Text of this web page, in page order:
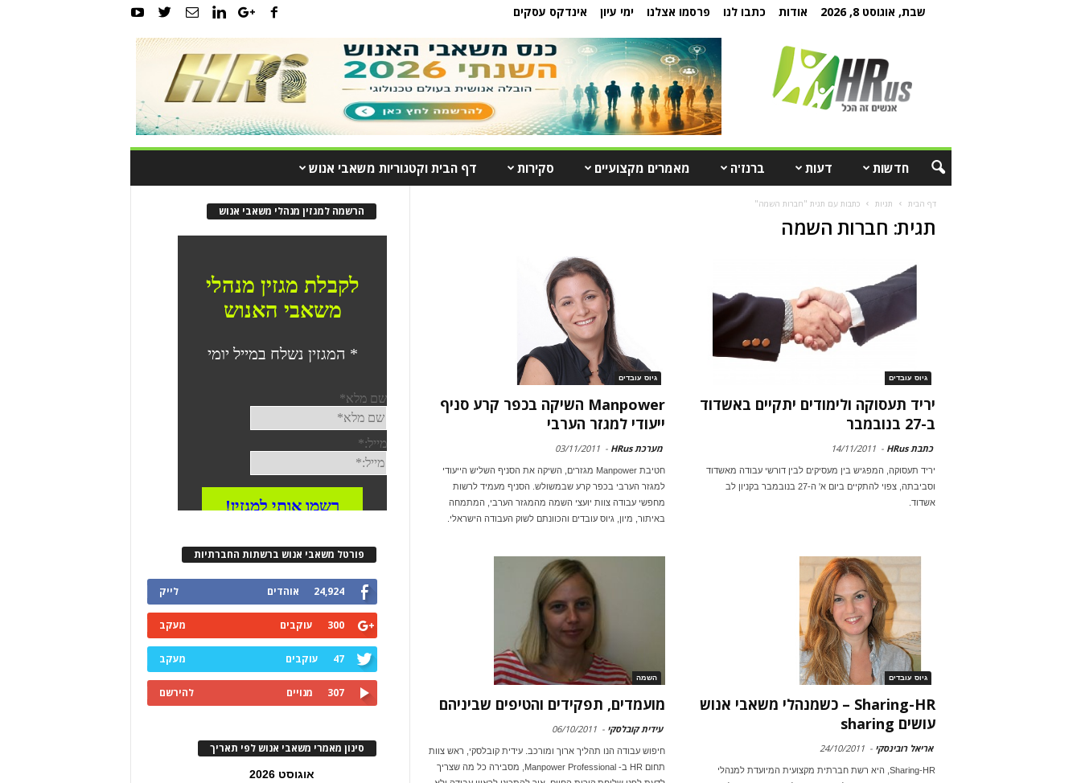
שבת, אוגוסט 8, 2026 אודות כתבו לנו פרסמו אצלנו ימי עיון אינדקס עסקים
חדשות דעות ברנז'ה מאמרים מקצועיים סקירות דף הבית וקטגוריות משאבי אנוש
דף הבית תגיות כתבות עם תגית "חברות השמה"
תגית: חברות השמה
גיוס עובדים
יריד תעסוקה ולימודים יתקיים באשדוד
ב-27 בנובמבר
כתבת HRus -
14/11/2011
יריד תעסוקה, המפגיש בין מעסיקים לבין דורשי עבודה מאשדוד
וסביבתה, צפוי להתקיים ביום א' ה-27 בנובמבר בקניון לב
אשדוד.
גיוס עובדים
Manpower השיקה בכפר קרע סניף
ייעודי למגזר הערבי
מערכת HRus -
03/11/2011
חטיבת Manpower מגזרים, השיקה את הסניף השליש הייעודי
למגזר הערבי בכפר קרע שבמשולש. הסניף מעמיד לרשות
מחפשי עבודה צוות יועצי השמה מהמגזר הערבי, המתמחה
באיתור, מיון, גיוס עובדים והכוונתם לשוק העבודה הישראלי.
גיוס עובדים
Sharing-HR – כשמנהלי משאבי אנוש
עושים sharing
אריאל רובינסקי -
24/10/2011
Sharing-HR, היא רשת חברתית מקצועית המיועדת למנהלי
השמה
מועמדים, תפקידים והטיפים שביניהם
עידית קובלסקי -
06/10/2011
חיפוש עבודה הנו תהליך ארוך ומורכב. עידית קובלסקי, ראש צוות
תחום HR ב- Manpower Professional, מסבירה כל מה שצריך
הרשמה למגזין מנהלי משאבי אנוש
פורטל משאבי אנוש ברשתות החברתיות
24,924 אוהדים לייק
300 עוקבים מעקב
47 עוקבים מעקב
307 מנויים להירשם
סינון מאמרי משאבי אנוש לפי תאריך
אוגוסט 2026